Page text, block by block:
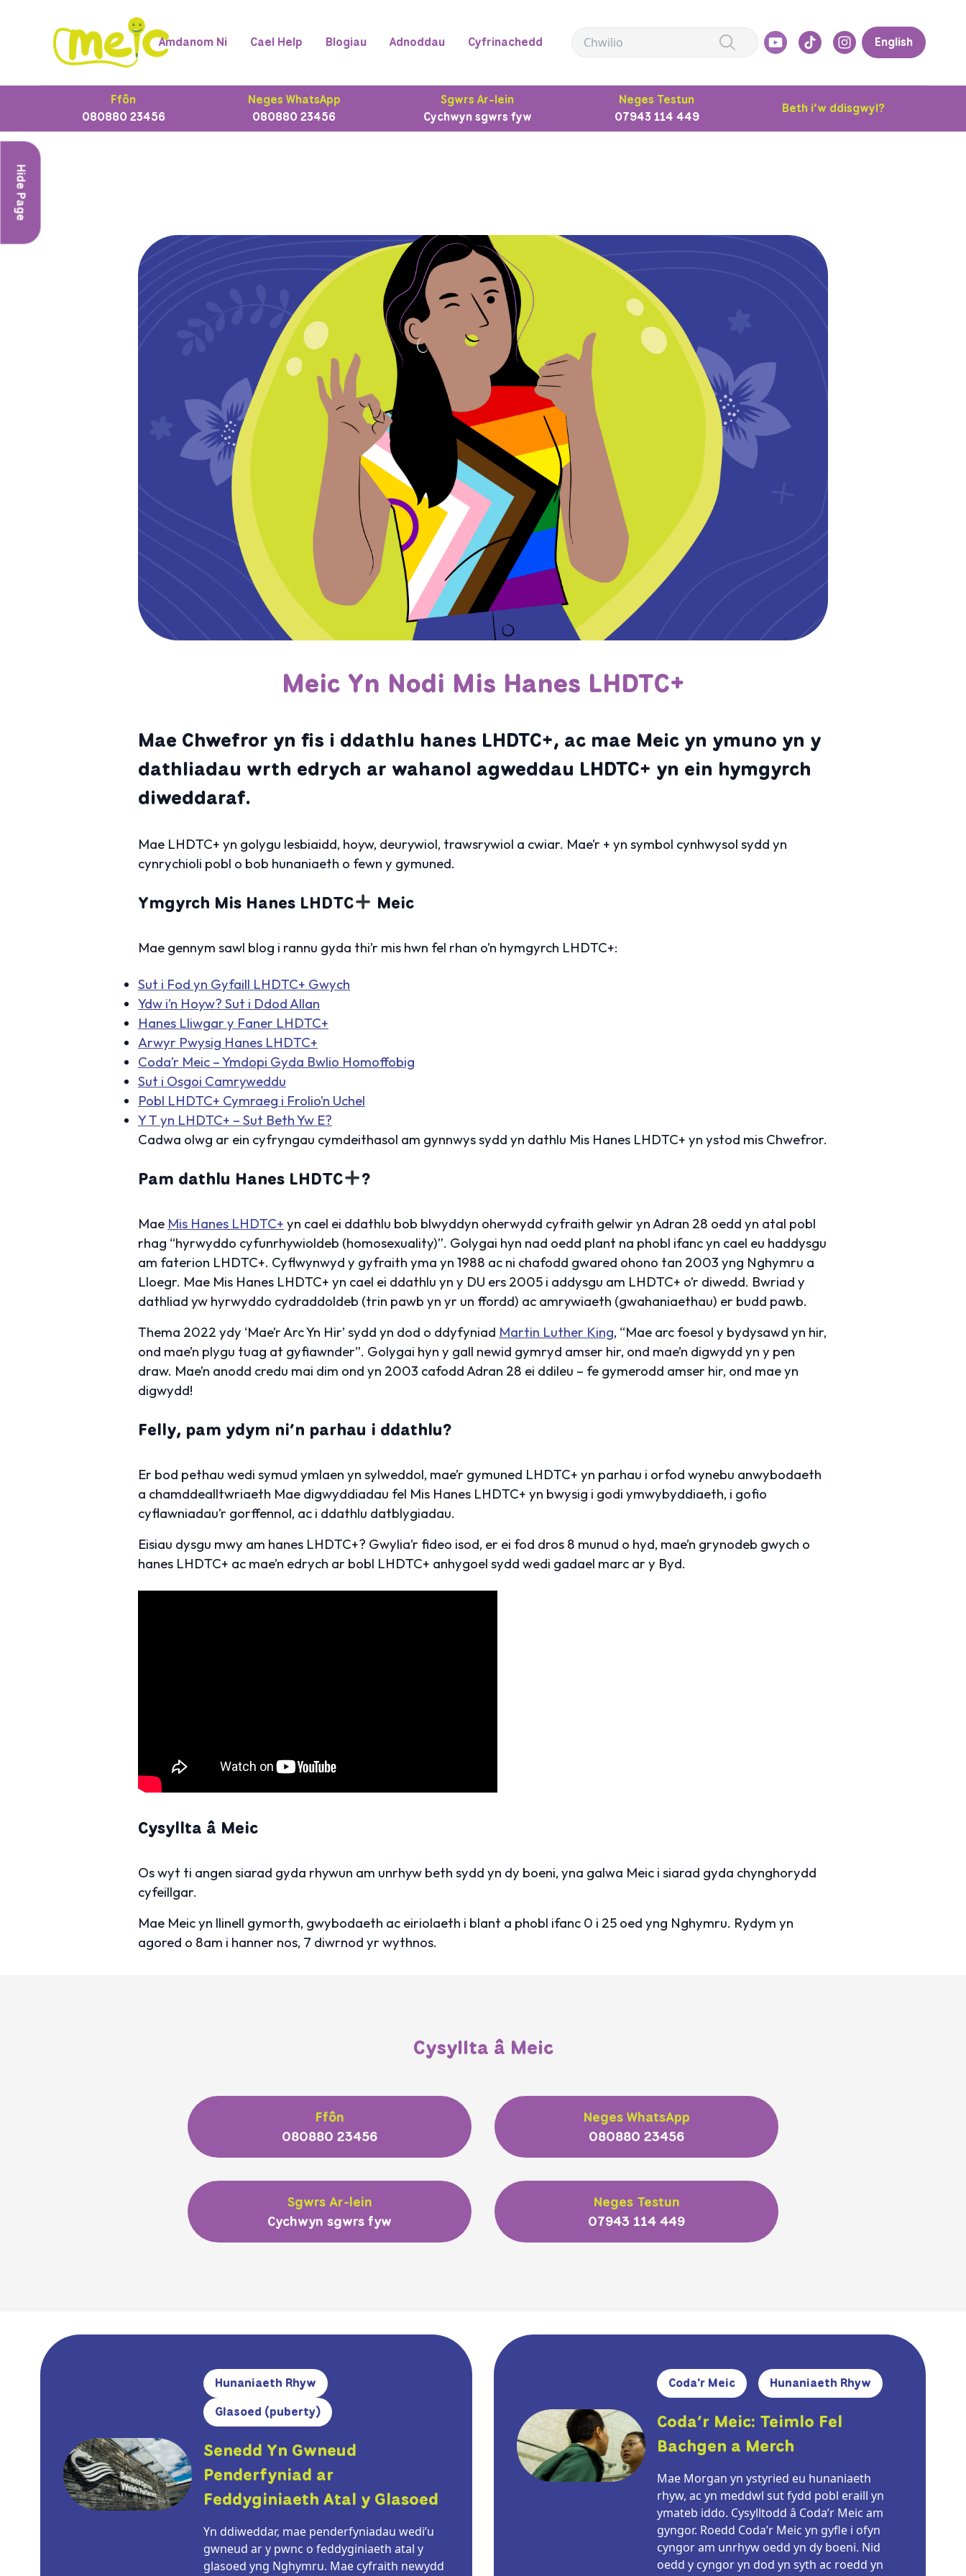
Amdanom Ni Cael Help Blogiau Adnoddau Cyfrinachedd English
Ffôn
080880 23456
Neges WhatsApp
080880 23456
Sgwrs Ar-lein
Cychwyn sgwrs fyw
Neges Testun
07943 114 449
Beth i’w ddisgwyl?
Hide Page
Meic Yn Nodi Mis Hanes LHDTC+
Mae Chwefror yn fis i ddathlu hanes LHDTC+, ac mae Meic yn ymuno yn y
dathliadau wrth edrych ar wahanol agweddau LHDTC+ yn ein hymgyrch
diweddaraf.
Mae LHDTC+ yn golygu lesbiaidd, hoyw, deurywiol, trawsrywiol a cwiar. Mae’r + yn symbol cynhwysol sydd yn
cynrychioli pobl o bob hunaniaeth o fewn y gymuned.
Ymgyrch Mis Hanes LHDTC Meic
Mae gennym sawl blog i rannu gyda thi’r mis hwn fel rhan o’n hymgyrch LHDTC+:
Sut i Fod yn Gyfaill LHDTC+ Gwych
Ydw i’n Hoyw? Sut i Ddod Allan
Hanes Lliwgar y Faner LHDTC+
Arwyr Pwysig Hanes LHDTC+
Coda’r Meic – Ymdopi Gyda Bwlio Homoffobig
Sut i Osgoi Camryweddu
Pobl LHDTC+ Cymraeg i Frolio’n Uchel
Y T yn LHDTC+ – Sut Beth Yw E?
Cadwa olwg ar ein cyfryngau cymdeithasol am gynnwys sydd yn dathlu Mis Hanes LHDTC+ yn ystod mis Chwefror.
Pam dathlu Hanes LHDTC ?
Mae Mis Hanes LHDTC+ yn cael ei ddathlu bob blwyddyn oherwydd cyfraith gelwir yn Adran 28 oedd yn atal pobl
rhag “hyrwyddo cyfunrhywioldeb (homosexuality)”. Golygai hyn nad oedd plant na phobl ifanc yn cael eu haddysgu
am faterion LHDTC+. Cyflwynwyd y gyfraith yma yn 1988 ac ni chafodd gwared ohono tan 2003 yng Nghymru a
Lloegr. Mae Mis Hanes LHDTC+ yn cael ei ddathlu yn y DU ers 2005 i addysgu am LHDTC+ o’r diwedd. Bwriad y
dathliad yw hyrwyddo cydraddoldeb (trin pawb yn yr un ffordd) ac amrywiaeth (gwahaniaethau) er budd pawb.
Thema 2022 ydy ‘Mae’r Arc Yn Hir’ sydd yn dod o ddyfyniad Martin Luther King, “Mae arc foesol y bydysawd yn hir,
ond mae’n plygu tuag at gyfiawnder”. Golygai hyn y gall newid gymryd amser hir, ond mae’n digwydd yn y pen
draw. Mae’n anodd credu mai dim ond yn 2003 cafodd Adran 28 ei ddileu – fe gymerodd amser hir, ond mae yn
digwydd!
Felly, pam ydym ni’n parhau i ddathlu?
Er bod pethau wedi symud ymlaen yn sylweddol, mae’r gymuned LHDTC+ yn parhau i orfod wynebu anwybodaeth
a chamddealltwriaeth Mae digwyddiadau fel Mis Hanes LHDTC+ yn bwysig i godi ymwybyddiaeth, i gofio
cyflawniadau’r gorffennol, ac i ddathlu datblygiadau.
Eisiau dysgu mwy am hanes LHDTC+? Gwylia’r fideo isod, er ei fod dros 8 munud o hyd, mae’n grynodeb gwych o
hanes LHDTC+ ac mae’n edrych ar bobl LHDTC+ anhygoel sydd wedi gadael marc ar y Byd.
Cysyllta â Meic
Os wyt ti angen siarad gyda rhywun am unrhyw beth sydd yn dy boeni, yna galwa Meic i siarad gyda chynghorydd
cyfeillgar.
Mae Meic yn llinell gymorth, gwybodaeth ac eiriolaeth i blant a phobl ifanc 0 i 25 oed yng Nghymru. Rydym yn
agored o 8am i hanner nos, 7 diwrnod yr wythnos.
Cysyllta â Meic
Ffôn
080880 23456
Neges WhatsApp
080880 23456
Sgwrs Ar-lein
Cychwyn sgwrs fyw
Neges Testun
07943 114 449
Hunaniaeth Rhyw
Glasoed (puberty)
Senedd Yn Gwneud
Penderfyniad ar
Feddyginiaeth Atal y Glasoed
Yn ddiweddar, mae penderfyniadau wedi’u
gwneud ar y pwnc o feddyginiaeth atal y
glasoed yng Nghymru. Mae cyfraith newydd
Coda'r Meic Hunaniaeth Rhyw
Coda’r Meic: Teimlo Fel
Bachgen a Merch
Mae Morgan yn ystyried eu hunaniaeth
rhyw, ac yn meddwl sut fydd pobl eraill yn
ymateb iddo. Cysylltodd â Coda’r Meic am
gyngor. Roedd Coda’r Meic yn gyfle i ofyn
cyngor am unrhyw oedd yn dy boeni. Nid
oedd y cyngor yn dod yn syth ac roedd yn